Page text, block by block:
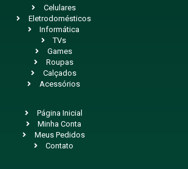
Celulares
Eletrodomésticos
Informática
TVs
Games
Roupas
Calçados
Acessórios
Página Inicial
Minha Conta
Meus Pedidos
Contato